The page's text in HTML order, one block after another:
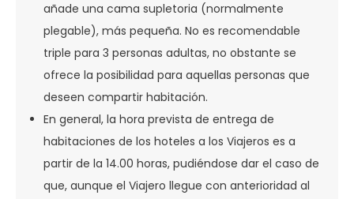
añade una cama supletoria (normalmente
plegable), más pequeña. No es recomendable
triple para 3 personas adultas, no obstante se
ofrece la posibilidad para aquellas personas que
deseen compartir habitación.
En general, la hora prevista de entrega de
habitaciones de los hoteles a los Viajeros es a
partir de la 14.00 horas, pudiéndose dar el caso de
que, aunque el Viajero llegue con anterioridad al